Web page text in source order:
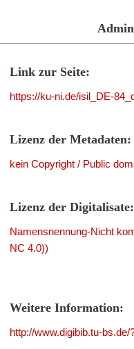
Link zur Seite:
https://ku-ni.de/isil_DE-
Lizenz der Metadaten:
kein Copyright / Public
Lizenz der Digitalisate:
Namensnennung-Nicht
NC 4.0))
Weitere Information:
http://www.digibib.tu-bs.de/